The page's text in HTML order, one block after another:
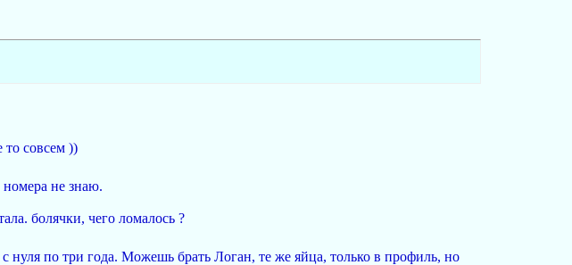
совсем ))
номера не знаю.
болячки, чего ломалось ?
по три года. Можешь брать Логан, те же яйца, только в профиль, но